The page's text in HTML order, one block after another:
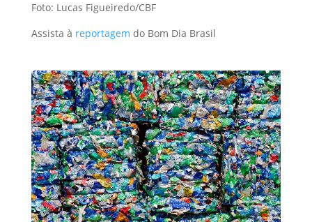
Foto: Lucas Figueiredo/CBF
Assista à reportagem do Bom Dia Brasil